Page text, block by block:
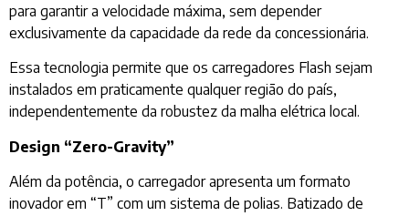
para garantir a velocidade máxima, sem depender
exclusivamente da capacidade da rede da concessionária.
Essa tecnologia permite que os carregadores Flash sejam
instalados em praticamente qualquer região do país,
independentemente da robustez da malha elétrica local.
Design “Zero-Gravity”
Além da potência, o carregador apresenta um formato
inovador em “T” com um sistema de polias. Batizado de